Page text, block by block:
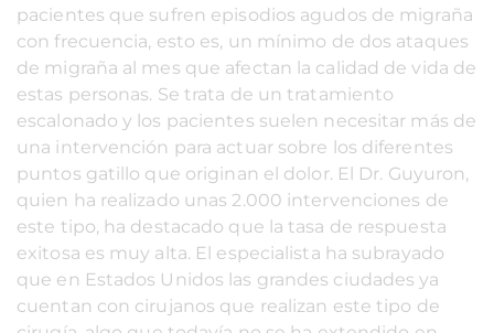
pacientes que sufren episodios agudos de migraña
con frecuencia, esto es, un mínimo de dos ataques
de migraña al mes que afectan la calidad de vida de
estas personas. Se trata de un tratamiento
escalonado y los pacientes suelen necesitar más de
una intervención para actuar sobre los diferentes
puntos gatillo que originan el dolor. El Dr. Guyuron,
quien ha realizado unas 2.000 intervenciones de
este tipo, ha destacado que la tasa de respuesta
exitosa es muy alta. El especialista ha subrayado
que en Estados Unidos las grandes ciudades ya
cuentan con cirujanos que realizan este tipo de